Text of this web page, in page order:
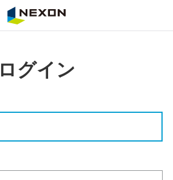
ログイン